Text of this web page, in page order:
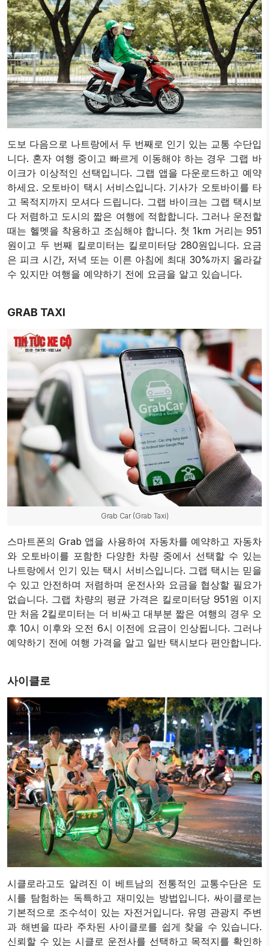
도보 다음으로 나트랑에서 두 번째로 인기 있는 교통 수단입
니다. 혼자 여행 중이고 빠르게 이동해야 하는 경우 그랩 바
이크가 이상적인 선택입니다. 그랩 앱을 다운로드하고 예약
하세요. 오토바이 택시 서비스입니다. 기사가 오토바이를 타
고 목적지까지 모셔다 드립니다. 그랩 바이크는 그랩 택시보
다 저렴하고 도시의 짧은 여행에 적합합니다. 그러나 운전할
때는 헬멧을 착용하고 조심해야 합니다. 첫 1km 거리는 951
원이고 두 번째 킬로미터는 킬로미터당 280원입니다. 요금
은 피크 시간, 저녁 또는 이른 아침에 최대 30%까지 올라갈
수 있지만 여행을 예약하기 전에 요금을 알고 있습니다.
GRAB TAXI
Grab Car (Grab Taxi)
스마트폰의 Grab 앱을 사용하여 자동차를 예약하고 자동차
와 오토바이를 포함한 다양한 차량 중에서 선택할 수 있는
나트랑에서 인기 있는 택시 서비스입니다. 그랩 택시는 믿을
수 있고 안전하며 저렴하며 운전사와 요금을 협상할 필요가
없습니다. 그랩 차량의 평균 가격은 킬로미터당 951원 이지
만 처음 2킬로미터는 더 비싸고 대부분 짧은 여행의 경우 오
후 10시 이후와 오전 6시 이전에 요금이 인상됩니다. 그러나
예약하기 전에 여행 가격을 알고 일반 택시보다 편안합니다.
사이클로
시클로라고도 알려진 이 베트남의 전통적인 교통수단은 도
시를 탐험하는 독특하고 재미있는 방법입니다. 싸이클로는
기본적으로 조수석이 있는 자전거입니다. 유명 관광지 주변
과 해변을 따라 주차된 사이클로를 쉽게 찾을 수 있습니다.
신뢰할 수 있는 시클로 운전사를 선택하고 목적지를 확인하